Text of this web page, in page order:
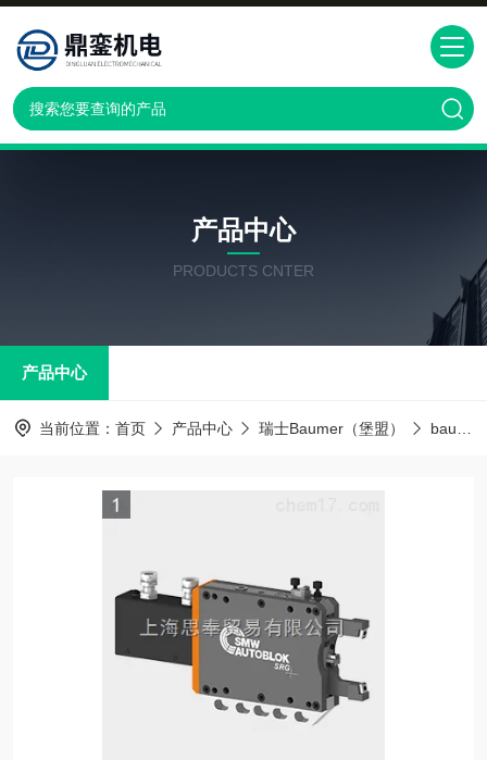
产品中心
PRODUCTS CNTER
产品中心
当前位置： 首页 产品中心 瑞士Baumer（堡盟） baumer传感器